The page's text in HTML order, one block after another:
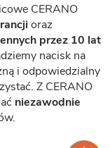
CERANO
oraz
przez 10 lat
nacisk na
i odpowiedzialny
Z CERANO
niezawodnie